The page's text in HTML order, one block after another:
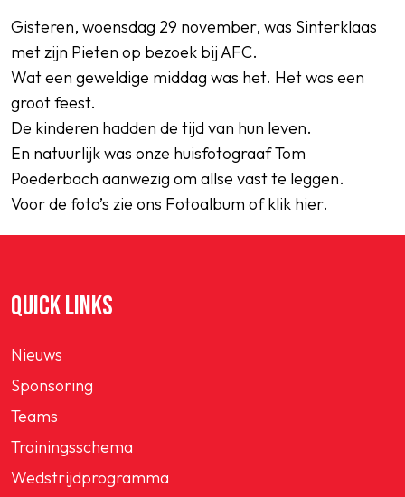
SPORTPARK GOED GENOEG
LIDMAATSCHAP
CONTACT
Gisteren, woensdag 29 november, was Sinterklaas
met zijn Pieten op bezoek bij AFC.
Wat een geweldige middag was het. Het was een
groot feest.
De kinderen hadden de tijd van hun leven.
En natuurlijk was onze huisfotograaf Tom
Poederbach aanwezig om allse vast te leggen.
Voor de foto’s zie ons Fotoalbum ofklik hier.
QUICK LINKS
Nieuws
Sponsoring
Teams
Trainingsschema
Wedstrijdprogramma